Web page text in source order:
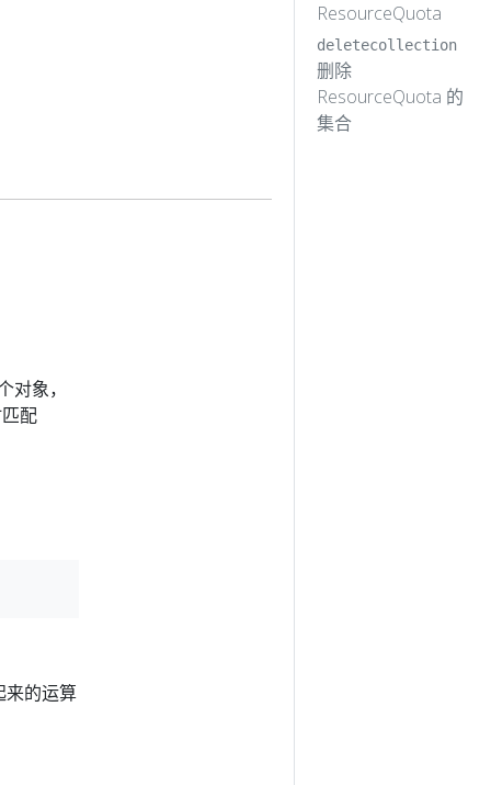
象，
配
来的运算
ResourceQuota
deletecollection
删除
ResourceQuota 的
集合